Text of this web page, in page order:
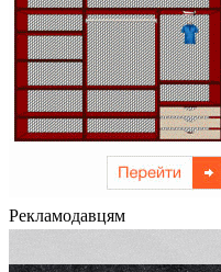
Рекламодавцям